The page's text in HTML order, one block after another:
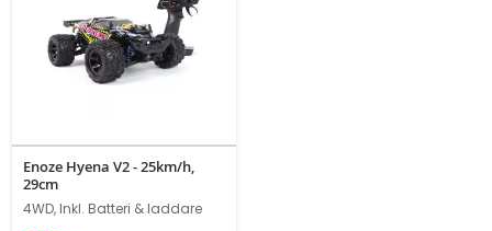
Enoze Hyena V2 - 25km/h,
29cm
4WD, Inkl. Batteri & laddare